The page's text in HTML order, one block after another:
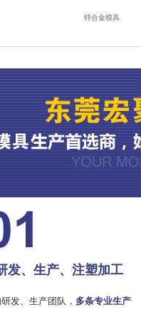
锌合金模具
发、生产、注塑加工
发、生产团队， 多条专业生产